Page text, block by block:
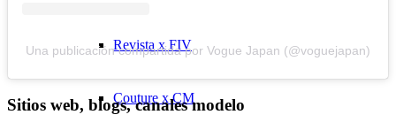
Revista x FIV
Couture x CM
Una publicación compartida por Vogue Japan (@voguejapan)
Sitios web, blogs, canales modelo